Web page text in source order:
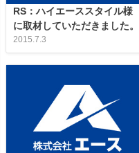
RS：ハイエーススタイル様
に取材していただきました。
2015.7.3